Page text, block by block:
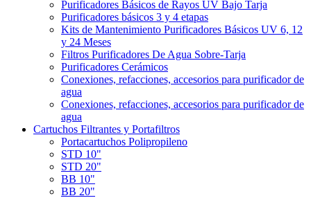
Purificadores Básicos de Rayos UV Bajo Tarja
Purificadores básicos 3 y 4 etapas
Kits de Mantenimiento Purificadores Básicos UV 6, 12
y 24 Meses
Filtros Purificadores De Agua Sobre-Tarja
Purificadores Cerámicos
Conexiones, refacciones, accesorios para purificador de
agua
Conexiones, refacciones, accesorios para purificador de
agua
Cartuchos Filtrantes y Portafiltros
Portacartuchos Polipropileno
STD 10"
STD 20"
BB 10"
BB 20"